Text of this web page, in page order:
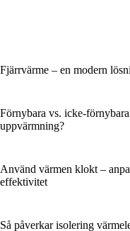
Fjärrvärme – en modern
Förnybara vs. icke-
uppvärmning?
Använd värmen klokt –
effektivitet
Så påverkar isolering